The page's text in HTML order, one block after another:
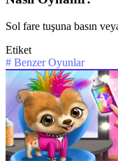
Sol fare tuşuna basın
Etiket
# Benzer Oyunlar